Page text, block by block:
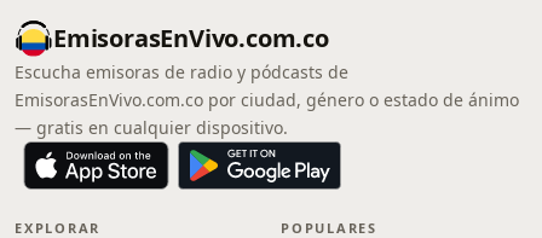
EmisorasEnVivo.com.co
Escucha emisoras de radio y pódcasts de
EmisorasEnVivo.com.co por ciudad, género o estado de ánimo
— gratis en cualquier dispositivo.
EXPLORAR POPULARES